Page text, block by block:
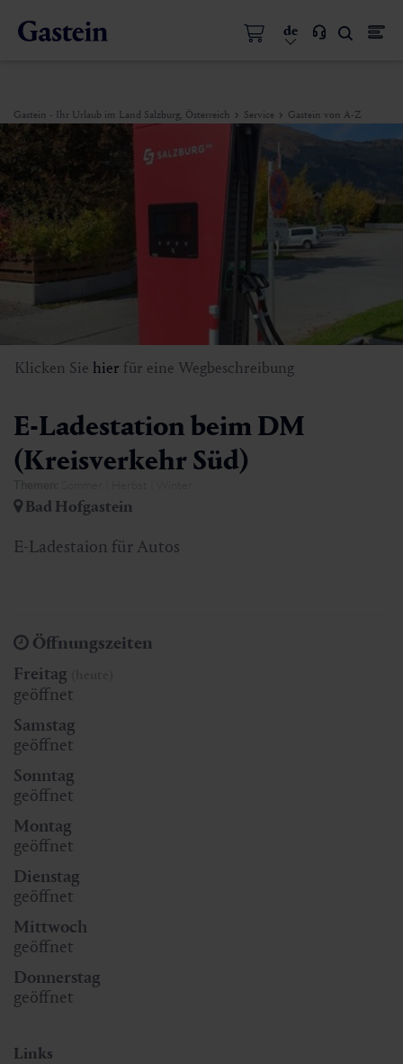
de
Gastein - Ihr Urlaub im Land Salzburg, Österreich Service Gastein von A-Z
Klicken Sie hier für eine Wegbeschreibung
E-Ladestation beim DM
(Kreisverkehr Süd)
Bad Hofgastein
E-Ladestaion für Autos
Öffnungszeiten
Freitag
geöffnet
Samstag
geöffnet
Sonntag
geöffnet
Montag
geöffnet
Dienstag
geöffnet
Mittwoch
geöffnet
Donnerstag
geöffnet
Links